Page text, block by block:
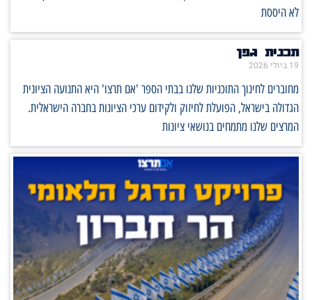
לא היססת
תכנית גפן
19 ביולי 2026
מחוברים לחינוך התוכניות שלנו בבתי הספר 'אם תרצו' היא התנועה הציונית
הגדולה בישראל, הפועלת לחיזוק ולקידום ערכי הציונות בחברה הישראלית.
המרצים שלנו מתמחים בנושאי ציונות